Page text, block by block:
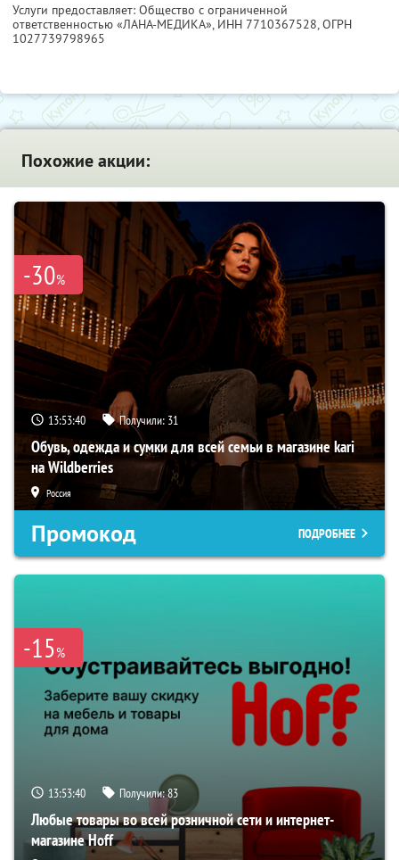
Услуги предоставляет: Общество с ограниченной
ответственностью «ЛАНА-МЕДИКА», ИНН 7710367528, ОГРН
1027739798965
Похожие акции:
-30%
13:53:38 Получили: 31
Обувь, одежда и сумки для всей семьи в магазине kari
на Wildberries
Россия
Промокод ПОДРОБНЕЕ
-15%
13:53:38 Получили:83
Любые товары во всей розничной сети и интернет-
магазине Hoff